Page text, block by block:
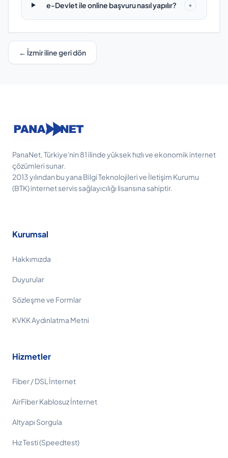
e-Devlet ile online başvuru nasıl yapılır? +
← İzmir iline geri dön
PanaNet, Türkiye'nin 81 ilinde yüksek hızlı ve ekonomik internet
çözümleri sunar.
2013 yılından bu yana Bilgi Teknolojileri ve İletişim Kurumu
(BTK) internet servis sağlayıcılığı lisansına sahiptir.
Kurumsal
Hakkımızda
Duyurular
Sözleşme ve Formlar
KVKK Aydınlatma Metni
Hizmetler
Fiber / DSL İnternet
AirFiber Kablosuz İnternet
Altyapı Sorgula
Hız Testi (Speedtest)